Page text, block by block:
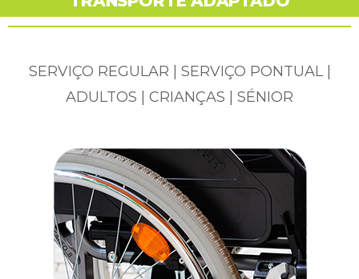
SERVIÇO REGULAR | SERVIÇO PONTUAL |
ADULTOS | CRIANÇAS | SÉNIOR